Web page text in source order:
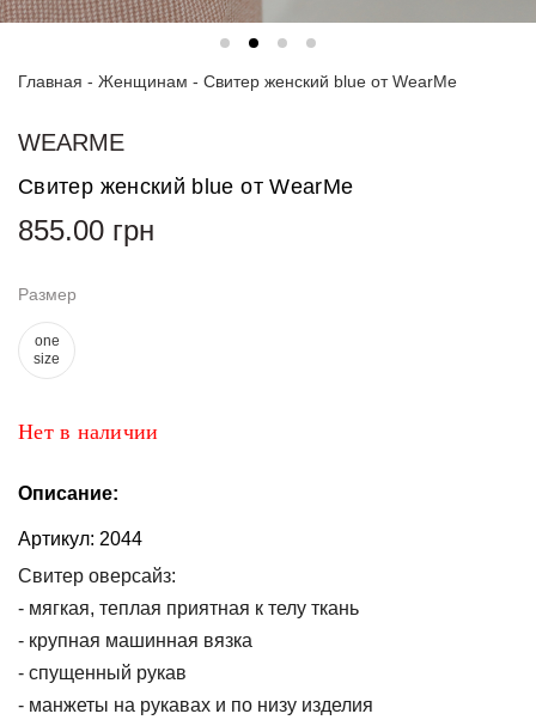
костюмы
Футболки
брюки
Топы
и
сумочки
Туники и
комбинезоны
Шорты
Главная - Женщинам - Свитер женский blue от WearMe
WEARME
Свитер женский blue от WearMe
855.00 грн
Размер
one
size
Нет в наличии
Описание:
Артикул: 2044
Свитер оверсайз:
- мягкая, теплая приятная к телу ткань
- крупная машинная вязка
- спущенный рукав
- манжеты на рукавах и по низу изделия